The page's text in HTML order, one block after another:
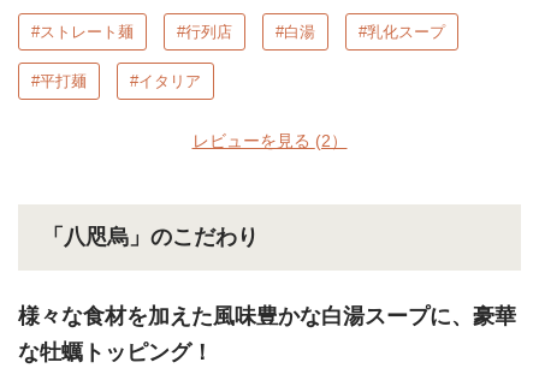
#ストレート麺 #行列店 #白湯 #乳化スープ
#平打麺 #イタリア
レビューを見る (2）
「八咫烏」のこだわり
様々な食材を加えた風味豊かな白湯スープに、豪華
な牡蠣トッピング！